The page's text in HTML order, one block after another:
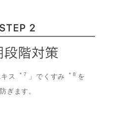
ス ＊7 」でくすみ ＊8 を
防ぎます。